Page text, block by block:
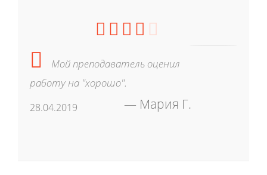
Мой преподаватель оценил
работу на "хорошо".
28.04.2019 Мария Г.